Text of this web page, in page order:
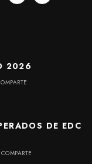
2026
DE EDC